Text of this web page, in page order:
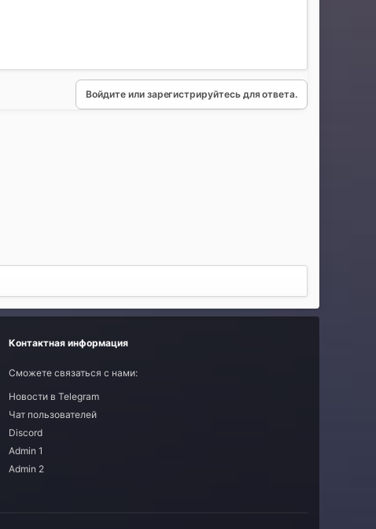
Войдите или зарегистрируйтесь для ответа.
Контактная информация
Сможете связаться с нами:
Новости в Telegram
Чат пользователей
Discord
Admin 1
Admin 2